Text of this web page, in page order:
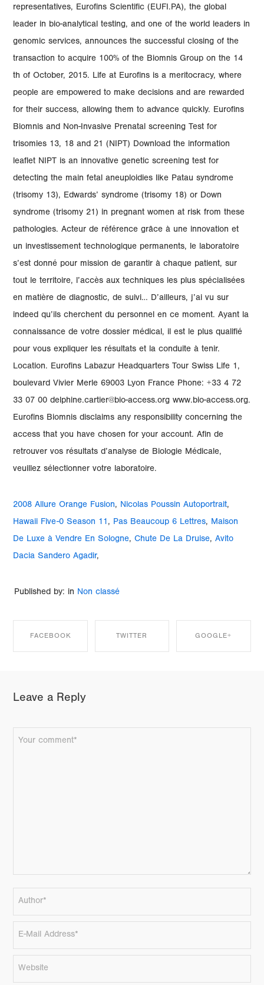
2008 Allure Orange Fusion, Nicolas Poussin Autoportrait,
Hawaii Five-0 Season 11 , Pas Beaucoup 6 Lettres, Maison
De Luxe à Vendre En Sologne,Chute De La Druise,Avito
Dacia Sandero Agadir,
Published by: in Non classé
FACEBOOK
FACEBOOK
TWITTER GOOGLE+
Leave a Reply